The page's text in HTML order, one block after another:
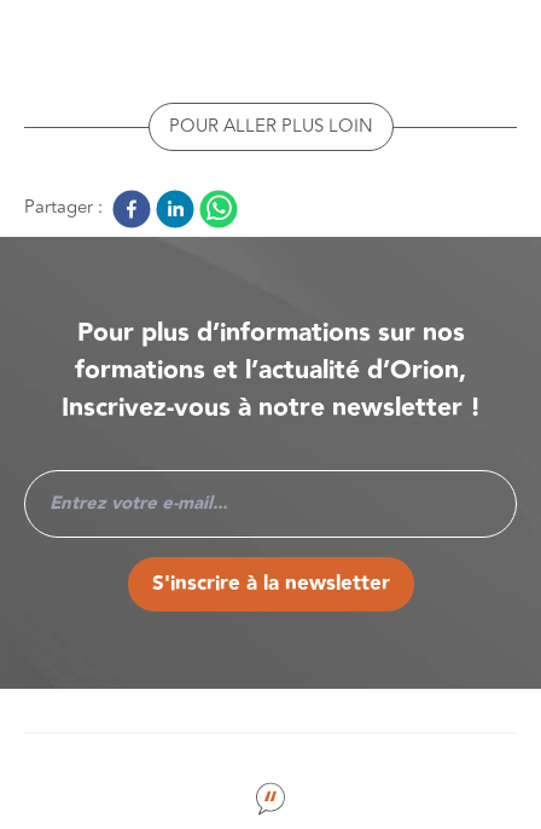
POUR ALLER PLUS LOIN
Partager :
Pour plus d’informations sur nos
formations et l’actualité d’Orion,
Inscrivez-vous à notre newsletter !
S'inscrire à la newsletter